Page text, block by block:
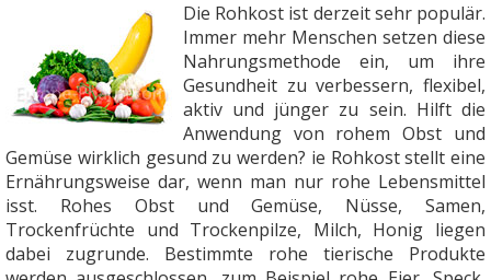
Die Rohkost ist derzeit sehr populär.
Immer mehr Menschen setzen diese
Nahrungsmethode ein, um ihre
Gesundheit zu verbessern, flexibel,
aktiv und jünger zu sein. Hilft die
Anwendung von rohem Obst und
Gemüse wirklich gesund zu werden? ie Rohkost stellt eine
Ernährungsweise dar, wenn man nur rohe Lebensmittel
isst. Rohes Obst und Gemüse, Nüsse, Samen,
Trockenfrüchte und Trockenpilze, Milch, Honig liegen
dabei zugrunde. Bestimmte rohe tierische Produkte